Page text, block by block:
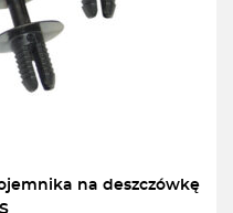
na deszczówkę